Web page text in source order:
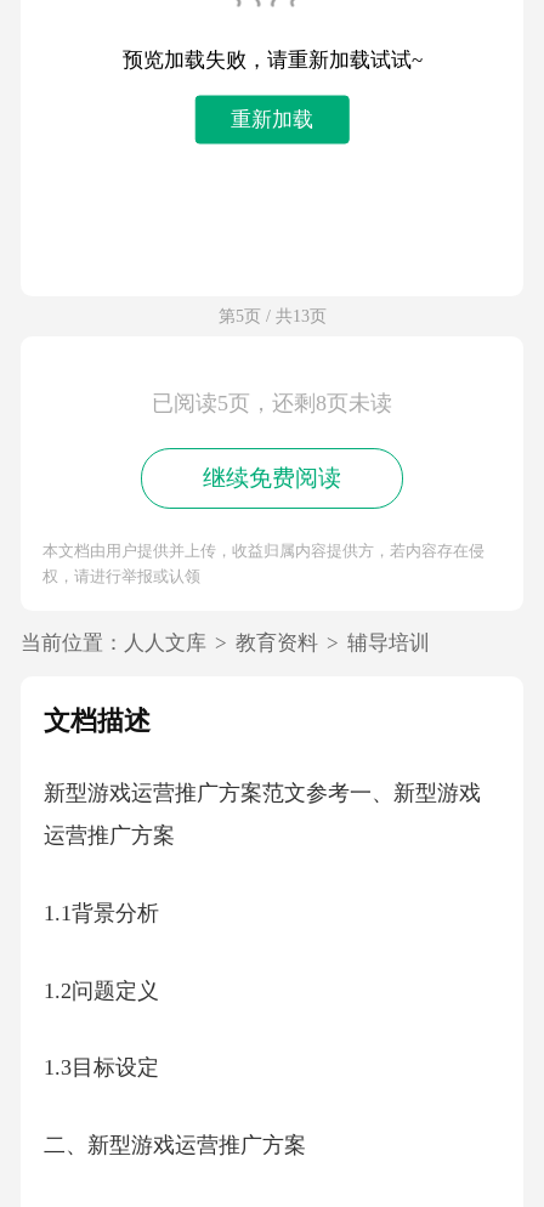
预览加载失败，请重新加载试试~
重新加载
第5页 / 共13页
已阅读5页，还剩8页未读
继续免费阅读
本文档由用户提供并上传，收益归属内容提供方，若内容存在侵
权，请进行举报或认领
当前位置： 人人文库 > 教育资料 > 辅导培训
文档描述
新型游戏运营推广方案范文参考一、新型游戏
运营推广方案
1.1背景分析
1.2问题定义
1.3目标设定
二、新型游戏运营推广方案